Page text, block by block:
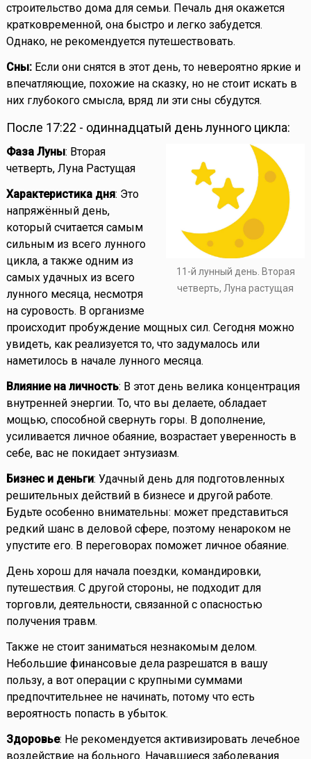
строительство дома для семьи. Печаль дня окажется
кратковременной, она быстро и легко забудется.
Однако, не рекомендуется путешествовать.
Сны: Если они снятся в этот день, то невероятно яркие и
впечатляющие, похожие на сказку, но не стоит искать в
них глубокого смысла, вряд ли эти сны сбудутся.
После 17:22 - одиннадцатый день лунного цикла:
11-й лунный день. Вторая
четверть, Луна растущая
Фаза Луны: Вторая
четверть, Луна Растущая
Характеристика дня: Это
напряжённый день,
который считается самым
сильным из всего лунного
цикла, а также одним из
самых удачных из всего
лунного месяца, несмотря
на суровость. В организме
происходит пробуждение мощных сил. Сегодня можно
увидеть, как реализуется то, что задумалось или
наметилось в начале лунного месяца.
Влияние на личность: В этот день велика концентрация
внутренней энергии. То, что вы делаете, обладает
мощью, способной свернуть горы. В дополнение,
усиливается личное обаяние, возрастает уверенность в
себе, вас не покидает энтузиазм.
Бизнес и деньги: Удачный день для подготовленных
решительных действий в бизнесе и другой работе.
Будьте особенно внимательны: может представиться
редкий шанс в деловой сфере, поэтому ненароком не
упустите его. В переговорах поможет личное обаяние.
День хорош для начала поездки, командировки,
путешествия. С другой стороны, не подходит для
торговли, деятельности, связанной с опасностью
получения травм.
Также не стоит заниматься незнакомым делом.
Небольшие финансовые дела разрешатся в вашу
пользу, а вот операции с крупными суммами
предпочтительнее не начинать, потому что есть
вероятность попасть в убыток.
Здоровье: Не рекомендуется активизировать лечебное
воздействие на больного. Начавшиеся заболевания